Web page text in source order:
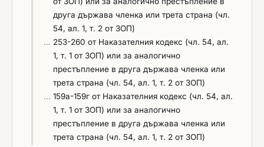
друга държава членка или трета страна (чл.
54, ал. 1, т. 2 от ЗОП)
… 253-260 от Наказателния кодекс (чл. 54, ал.
1, т. 1 от ЗОП) или за аналогично
престъпление в друга държава членка или
трета страна (чл. 54, ал. 1, т. 2 от ЗОП)
… 159а-159г от Наказателния кодекс (чл. 54, ал.
1, т. 1 от ЗОП) или за аналогично
престъпление в друга държава членка или
трета страна (чл. 54, ал. 1, т. 2 от ЗОП)